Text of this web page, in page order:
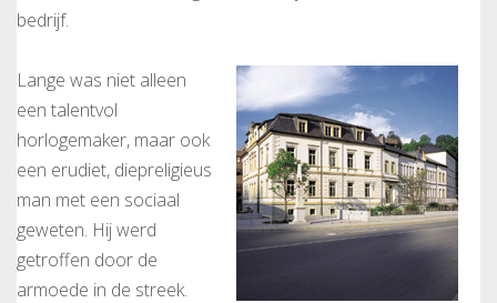
bedrijf.
Lange was niet alleen
een talentvol
horlogemaker, maar ook
een erudiet, diepreligieus
man met een sociaal
geweten. Hij werd
getroffen door de
armoede in de streek.